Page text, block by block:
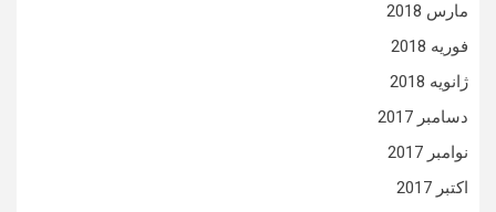
مارس 2018
فوریه 2018
ژانویه 2018
دسامبر 2017
نوامبر 2017
اکتبر 2017